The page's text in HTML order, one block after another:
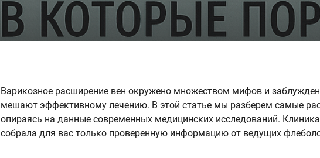
Варикозное расширение вен окружено множеством мифов и
мешают эффективному лечению. В этой статье мы разберем самые
опираясь на данные современных медицинских исследований.
собрала для вас только проверенную информацию от ведущих